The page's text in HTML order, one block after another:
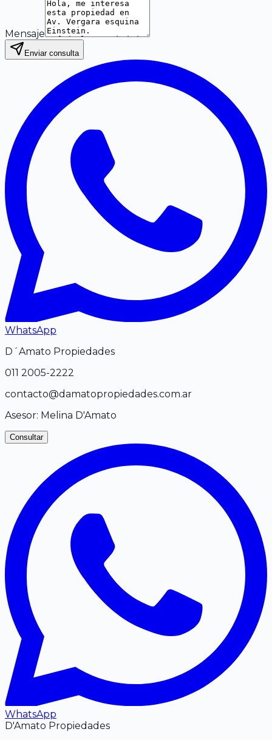
Mensaje
Enviar consulta
WhatsApp
D´Amato Propiedades
011 2005-2222
contacto@damatopropiedades.com.ar
Asesor: Melina D'Amato
Consultar
WhatsApp
D'Amato Propiedades